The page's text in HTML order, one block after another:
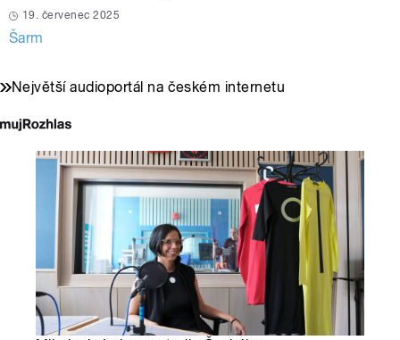
19. červenec 2025
Šarm
Největší audioportál na českém internetu